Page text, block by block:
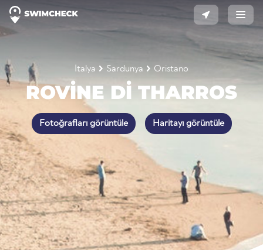
İtalya Sardunya Oristano
ROVINE DI THARROS
Fotoğrafları görüntüle Haritayı görüntüle